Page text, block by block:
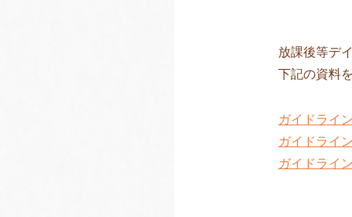
放課後等デ
下記の資料
ガイドライ
ガイドライ
ガイドライ